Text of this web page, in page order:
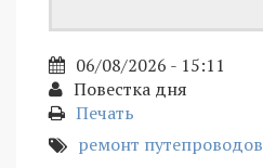
06/08/2026 - 15:11
Повестка дня
Печать
ремонт путепроводов